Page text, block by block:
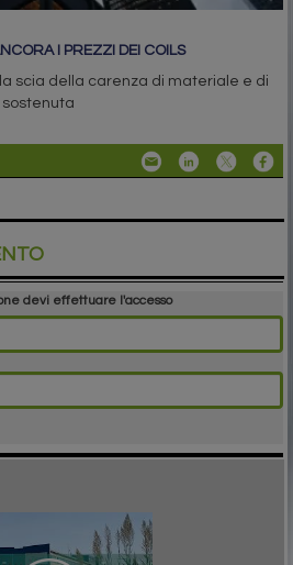
I PREZZI DEI COILS
scia della carenza di materiale e di
devi effettuare l'accesso